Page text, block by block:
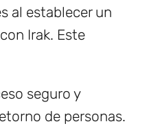
al establecer un
Irak. Este
seguro y
de personas.